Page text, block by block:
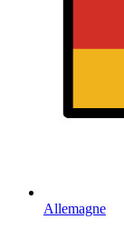
Allemagne